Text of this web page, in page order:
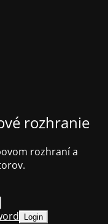
rozhranie
rozhraní a